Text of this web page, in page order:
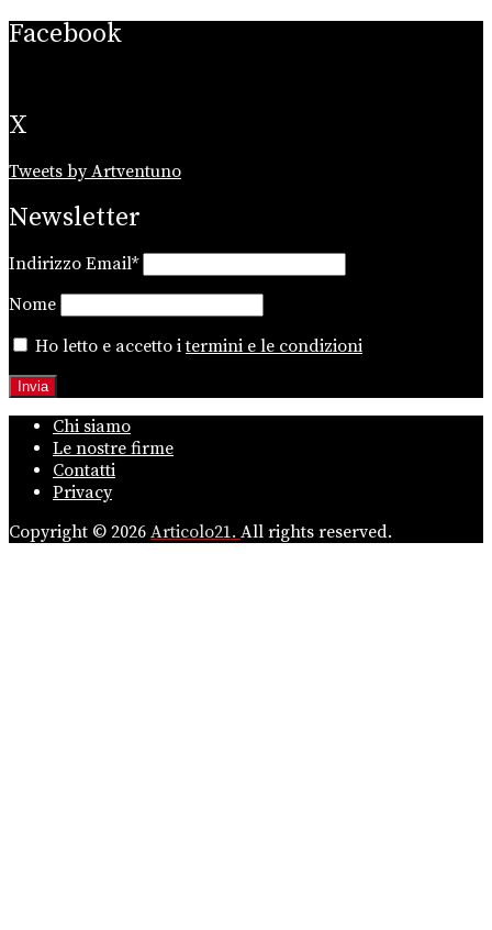
Facebook
X
Tweets by Artventuno
Newsletter
Indirizzo Email*
Nome
Ho letto e accetto itermini e le condizioni
Chi siamo
Le nostre firme
Contatti
Privacy
Copyright © 2026 Articolo21. All rights reserved.